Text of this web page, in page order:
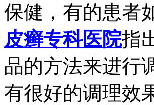
保健，有的患者
皮癣专科医院指
品的方法来进行
有很好的调理效